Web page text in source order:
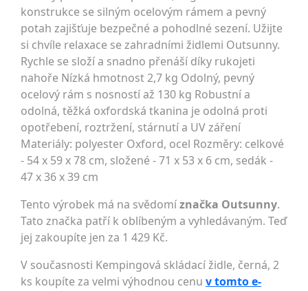
konstrukce se silným ocelovým rámem a pevný
potah zajišťuje bezpečné a pohodlné sezení. Užijte
si chvíle relaxace se zahradními židlemi Outsunny.
Rychle se složí a snadno přenáší díky rukojeti
nahoře Nízká hmotnost 2,7 kg Odolný, pevný
ocelový rám s nosností až 130 kg Robustní a
odolná, těžká oxfordská tkanina je odolná proti
opotřebení, roztržení, stárnutí a UV záření
Materiály: polyester Oxford, ocel Rozměry: celkové
- 54 x 59 x 78 cm, složené - 71 x 53 x 6 cm, sedák -
47 x 36 x 39 cm
Tento výrobek má na svědomíznačka Outsunny.
Tato značka patří k oblíbeným a vyhledávaným. Teď
jej zakoupíte jen za 1 429 Kč.
V současnosti Kempingová skládací židle, černá, 2
ks koupíte za velmi výhodnou cenu v tomto e-